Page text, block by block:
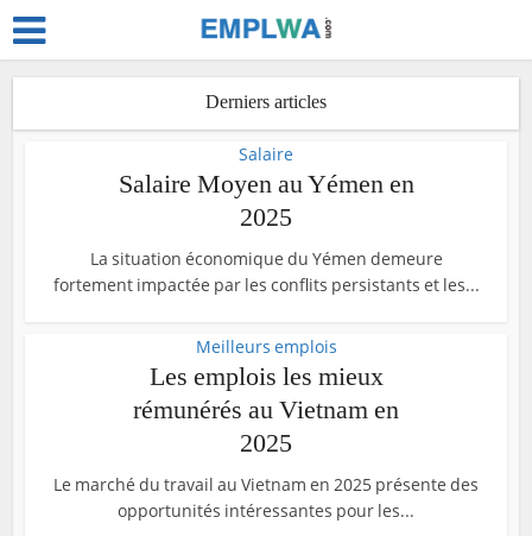
Derniers articles
Salaire
Salaire Moyen au Yémen en
2025
La situation économique du Yémen demeure
fortement impactée par les conflits persistants et les...
Meilleurs emplois
Les emplois les mieux
rémunérés au Vietnam en
2025
Le marché du travail au Vietnam en 2025 présente des
opportunités intéressantes pour les...